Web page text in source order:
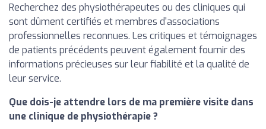
Recherchez des physiothérapeutes ou des cliniques qui
sont dûment certifiés et membres d'associations
professionnelles reconnues. Les critiques et témoignages
de patients précédents peuvent également fournir des
informations précieuses sur leur fiabilité et la qualité de
leur service.
Que dois-je attendre lors de ma première visite dans
une clinique de physiothérapie ?